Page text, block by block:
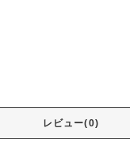
レビュー(0)